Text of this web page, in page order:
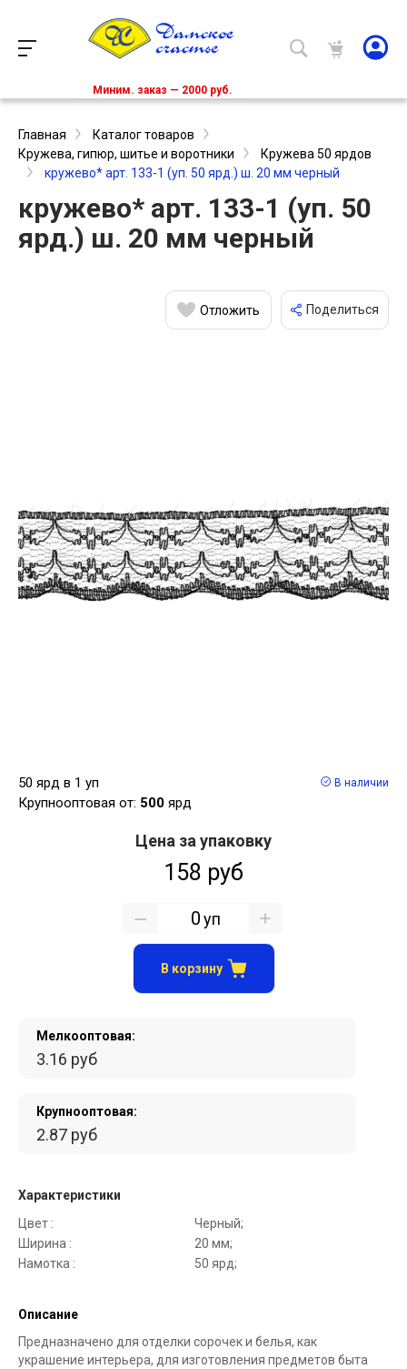
Миним. заказ — 2000 руб.
Главная
Каталог товаров
Кружева, гипюр, шитье и воротники
Кружева 50 ярдов
кружево* арт. 133-1 (уп. 50 ярд.) ш. 20 мм черный
кружево* арт. 133-1 (уп. 50
ярд.) ш. 20 мм черный
Отложить Поделиться
50 ярд в 1 уп
Крупнооптовая от: 500 ярд
В наличии
Мелкооптовая:
3.16 руб
Крупнооптовая:
2.87 руб
Характеристики
Цвет :
Черный;
Ширина :
20 мм;
Намотка :
50 ярд;
Описание
Предназначено для отделки сорочек и белья, как
украшение интерьера, для изготовления предметов быта
Цена за упаковку
158 руб
уп
В корзину